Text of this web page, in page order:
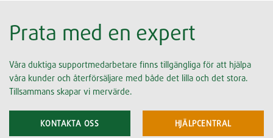
Prata med en expert
Våra duktiga supportmedarbetare finns tillgängliga för att hjälpa
våra kunder och återförsäljare med både det lilla och det stora.
Tillsammans skapar vi mervärde.
KONTAKTA OSS HJÄLPCENTRAL